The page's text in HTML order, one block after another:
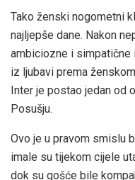
Tako ženski nogometni
najljepše dane. Nakon
ambiciozne i simpatične
iz ljubavi prema
Inter je postao jedan od
Posušju.
Ovo je u pravom smislu
imale su tijekom cijele
dok su gošće bile